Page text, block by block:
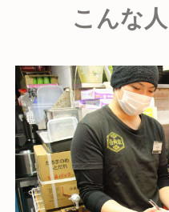
こんな